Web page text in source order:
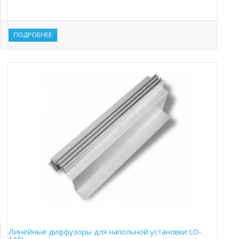
ПОДРОБНЕЕ
Линейные диффузоры для напoльнoй ycтaнoвки LD-